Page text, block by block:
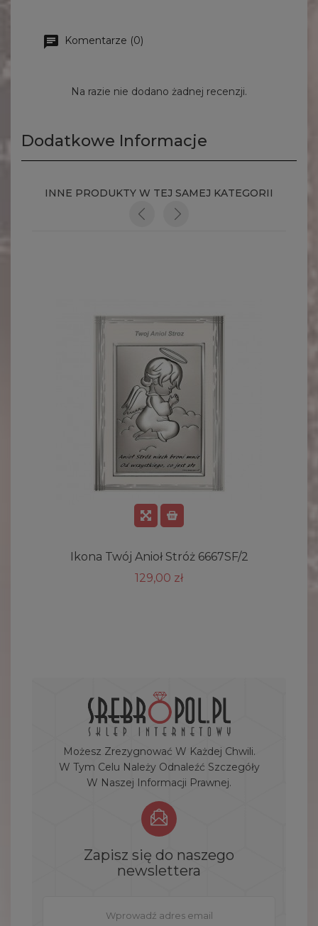
Komentarze (0)
Na razie nie dodano żadnej recenzji.
Dodatkowe Informacje
INNE PRODUKTY W TEJ SAMEJ KATEGORII
Ikona Twój Anioł Stróż 6667SF/2
129,00 zł
Możesz Zrezygnować W Każdej Chwili.
W Tym Celu Należy Odnaleźć Szczegóły
W Naszej Informacji Prawnej.
Zapisz się do naszego
newslettera